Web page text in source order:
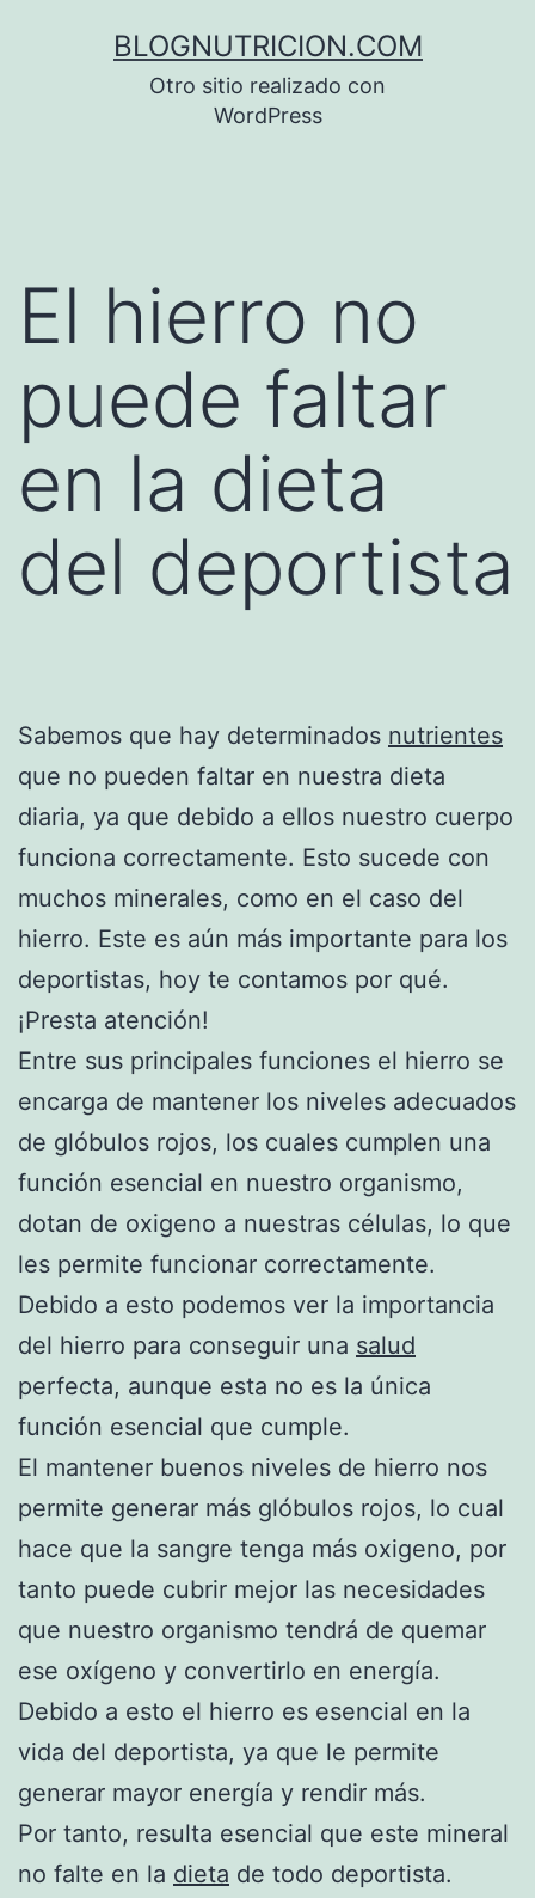
BLOGNUTRICION.COM
Otro sitio realizado con
WordPress
El hierro no
puede faltar
en la dieta
del deportista
Sabemos que hay determinados nutrientes
que no pueden faltar en nuestra dieta
diaria, ya que debido a ellos nuestro cuerpo
funciona correctamente. Esto sucede con
muchos minerales, como en el caso del
hierro. Este es aún más importante para los
deportistas, hoy te contamos por qué.
¡Presta atención!
Entre sus principales funciones el hierro se
encarga de mantener los niveles adecuados
de glóbulos rojos, los cuales cumplen una
función esencial en nuestro organismo,
dotan de oxigeno a nuestras células, lo que
les permite funcionar correctamente.
Debido a esto podemos ver la importancia
del hierro para conseguir una salud
perfecta, aunque esta no es la única
función esencial que cumple.
El mantener buenos niveles de hierro nos
permite generar más glóbulos rojos, lo cual
hace que la sangre tenga más oxigeno, por
tanto puede cubrir mejor las necesidades
que nuestro organismo tendrá de quemar
ese oxígeno y convertirlo en energía.
Debido a esto el hierro es esencial en la
vida del deportista, ya que le permite
generar mayor energía y rendir más.
Por tanto, resulta esencial que este mineral
no falte en la dieta de todo deportista.